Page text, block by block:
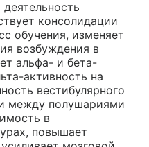
консолидации
обучения, изменяет
возбуждения в
альфа- и бета-
активность на
вестибулярного
между полушариями
в
повышает